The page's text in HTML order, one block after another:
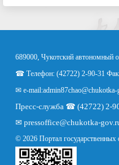
689000, Чукотский автономный
☎ Телефон: (42722) 2-90-31
✉ e-mail:admin87chao@chukotka-
Пресс-служба ☎ (42722) 2-
✉ pressoffice@chukotka-
© 2026 Портал государственных